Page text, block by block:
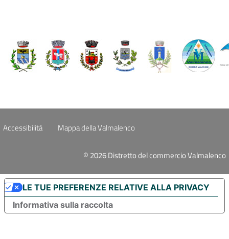
Accessibilità Mappa della Valmalenco
© 2026 Distretto del commercio Valmalenco
Informativa sulla raccolta
LE TUE PREFERENZE RELATIVE ALLA PRIVACY